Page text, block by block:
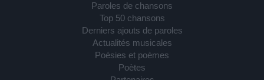
Paroles de chansons
Top 50 chansons
Derniers ajouts de paroles
Actualités musicales
Poésies et poèmes
Poètes